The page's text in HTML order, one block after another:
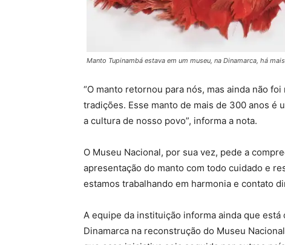
Manto Tupinambá estava em um museu, na Dinamarca, há
“O manto retornou para nós, mas ainda não
tradições. Esse manto de mais de 300 anos é
a cultura de nosso povo”, informa a nota.
O Museu Nacional, por sua vez, pede a
apresentação do manto com todo cuidado e
estamos trabalhando em harmonia e contato
A equipe da instituição informa ainda que
Dinamarca na reconstrução do Museu